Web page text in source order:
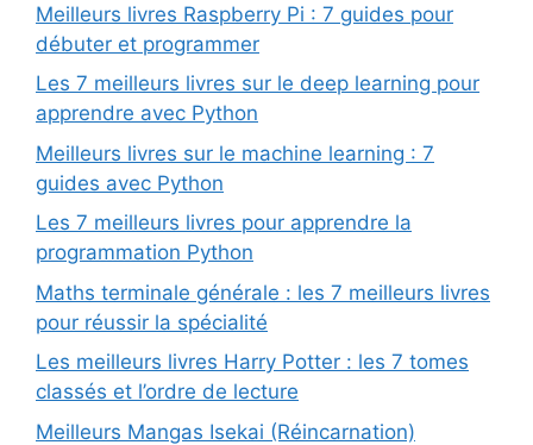
Meilleurs livres Raspberry Pi : 7 guides pour
débuter et programmer
Les 7 meilleurs livres sur le deep learning pour
apprendre avec Python
Meilleurs livres sur le machine learning : 7
guides avec Python
Les 7 meilleurs livres pour apprendre la
programmation Python
Maths terminale générale : les 7 meilleurs livres
pour réussir la spécialité
Les meilleurs livres Harry Potter : les 7 tomes
classés et l’ordre de lecture
Meilleurs Mangas Isekai (Réincarnation)